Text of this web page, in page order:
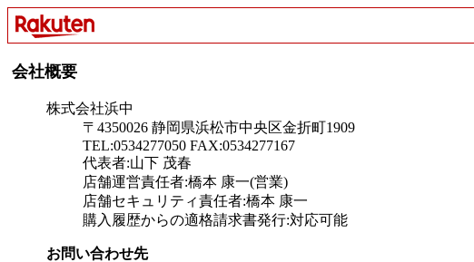
会社概要
株式会社浜中
〒4350026 静岡県浜松市中央区金折町1909
TEL:0534277050 FAX:0534277167
代表者:山下 茂春
店舗運営責任者:橋本 康一(営業)
店舗セキュリティ責任者:橋本 康一
購入履歴からの適格請求書発行:対応可能
お問い合わせ先